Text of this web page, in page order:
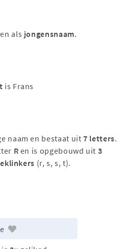
als jongensnaam.
is Frans
naam en bestaat uit7 letters.
R en is opgebouwd uit 3
(r, s, s, t).